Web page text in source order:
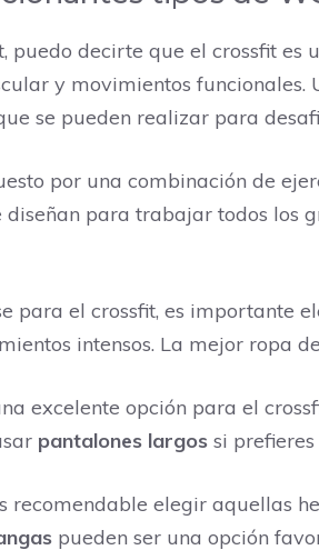
puedo decirte que el crossfit
y movimientos funcionales.
se pueden realizar para
por una combinación de
diseñan para trabajar todos
para el crossfit, es
intensos. La mejor ropa
excelente opción para el
pantalones largos si
recomendable elegir aquellas
pueden ser una opción